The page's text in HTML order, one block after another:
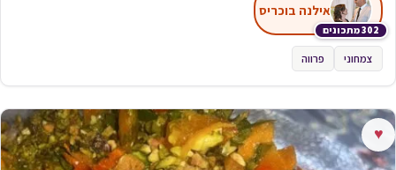
302 מתכונים
אילנה בוכריס
צמחוני פרווה
♥